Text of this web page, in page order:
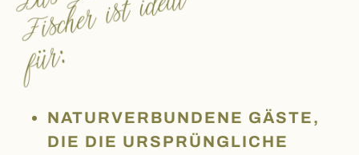
NATURVERBUNDENE GÄSTE,
DIE DIE URSPRÜNGLICHE